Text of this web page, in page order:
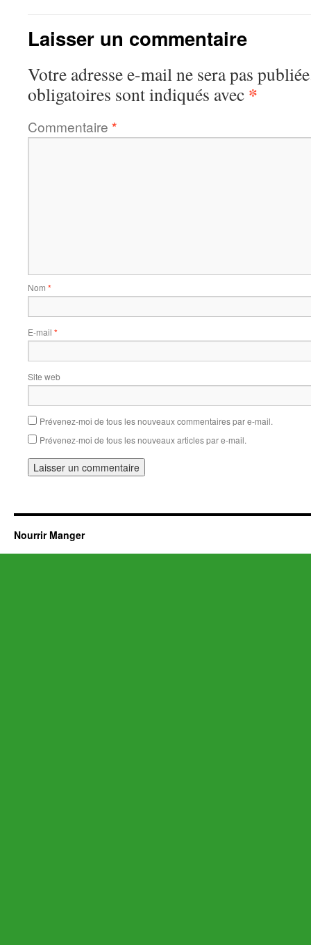
Laisser un commentaire
Votre adresse e-mail ne sera pas
obligatoires sont indiqués avec *
Commentaire *
Nom *
E-mail *
Site web
Prévenez-moi de tous les nouveaux commentaires par e-mail.
Prévenez-moi de tous les nouveaux articles par e-mail.
Nourrir Manger